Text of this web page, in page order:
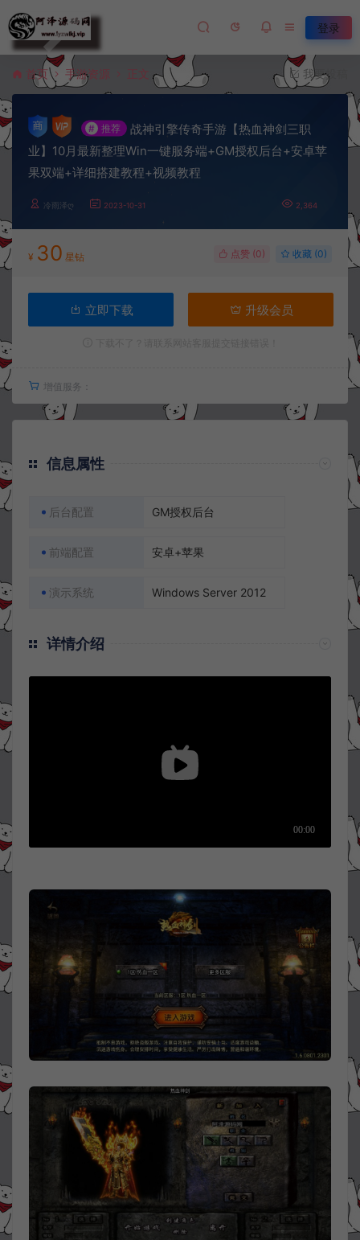
登录
首页 手游资源 正文 我要投稿
# 推荐
战神引擎传奇手游【热血神剑三职
业】10月最新整理Win一键服务端+GM授权后台+安卓苹
果双端+详细搭建教程+视频教程
冷雨泽ღ 2023-10-31 2,364
¥ 30 星钻 点赞 (0) 收藏 (0)
立即下载 升级会员
增值服务：
信息属性
后台配置 GM授权后台
前端配置 安卓+苹果
演示系统 Windows Server 2012
详情介绍